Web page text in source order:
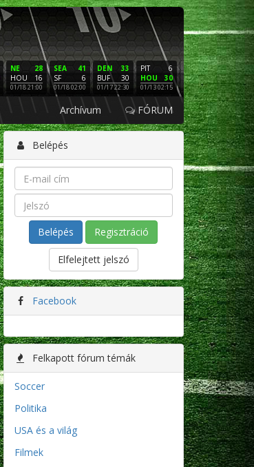
28
NE
16
HOU
01/18 21:00
41
SEA
6
SF
01/18 02:00
33
DEN
30
BUF
01/17 22:30
6
PIT
30
HOU
01/13 02:15
16
NE
3
LAC
01/12 02:00
PHI
SF
01/11
Archívum FÓRUM
Belépés
Regisztráció
Elfelejtett jelszó
Facebook
Felkapott fórum témák
Soccer
Politika
USA és a világ
Filmek